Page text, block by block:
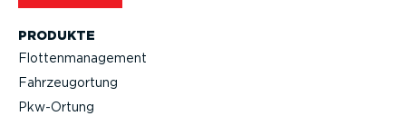
PRODUKTE
Flotten­ma­nagement
Fahrzeu­g­ortung
Pkw-Ortung